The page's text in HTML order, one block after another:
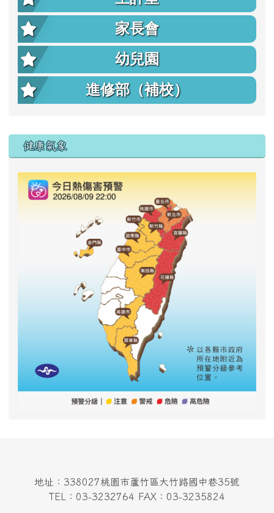
家長會
幼兒園
進修部（補校）
右邊區域內容
健康氣象
地址：338027桃園市蘆竹區大竹路國中巷35號
TEL：03-3232764 FAX：03-3235824